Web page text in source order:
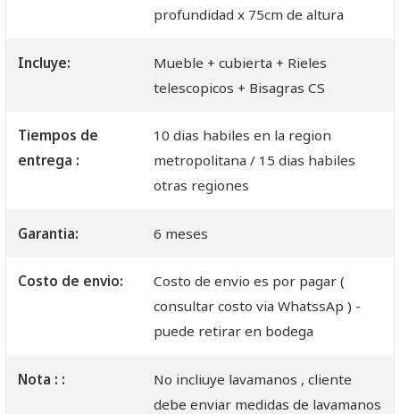
profundidad x 75cm de altura
Incluye:
Mueble + cubierta + Rieles
telescopicos + Bisagras CS
Tiempos de
entrega :
10 dias habiles en la region
metropolitana / 15 dias habiles
otras regiones
Garantia: 6 meses
Costo de envio:
Costo de envio es por pagar (
consultar costo via WhatssAp ) -
puede retirar en bodega
Nota : :
No incliuye lavamanos , cliente
debe enviar medidas de lavamanos